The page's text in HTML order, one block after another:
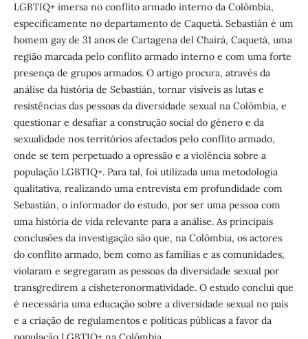
LGBTIQ+ imersa no conflito armado interno da Colômbia,
especificamente no departamento de Caquetá. Sebastián é um
homem gay de 31 anos de Cartagena del Chairá, Caquetá, uma
região marcada pelo conflito armado interno e com uma forte
presença de grupos armados. O artigo procura, através da
análise da história de Sebastián, tornar visíveis as lutas e
resistências das pessoas da diversidade sexual na Colômbia, e
questionar e desafiar a construção social do género e da
sexualidade nos territórios afectados pelo conflito armado,
onde se tem perpetuado a opressão e a violência sobre a
população LGBTIQ+. Para tal, foi utilizada uma metodologia
qualitativa, realizando uma entrevista em profundidade com
Sebastián, o informador do estudo, por ser uma pessoa com
uma história de vida relevante para a análise. As principais
conclusões da investigação são que, na Colômbia, os actores
do conflito armado, bem como as famílias e as comunidades,
violaram e segregaram as pessoas da diversidade sexual por
transgredirem a cisheteronormatividade. O estudo conclui que
é necessária uma educação sobre a diversidade sexual no país
e a criação de regulamentos e políticas públicas a favor da